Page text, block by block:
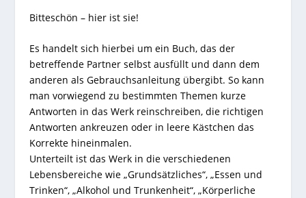
Bitteschön – hier ist sie!
Es handelt sich hierbei um ein Buch, das der
betreffende Partner selbst ausfüllt und dann dem
anderen als Gebrauchsanleitung übergibt. So kann
man vorwiegend zu bestimmten Themen kurze
Antworten in das Werk reinschreiben, die richtigen
Antworten ankreuzen oder in leere Kästchen das
Korrekte hineinmalen.
Unterteilt ist das Werk in die verschiedenen
Lebensbereiche wie „Grundsätzliches“, „Essen und
Trinken“, „Alkohol und Trunkenheit“, „Körperliche